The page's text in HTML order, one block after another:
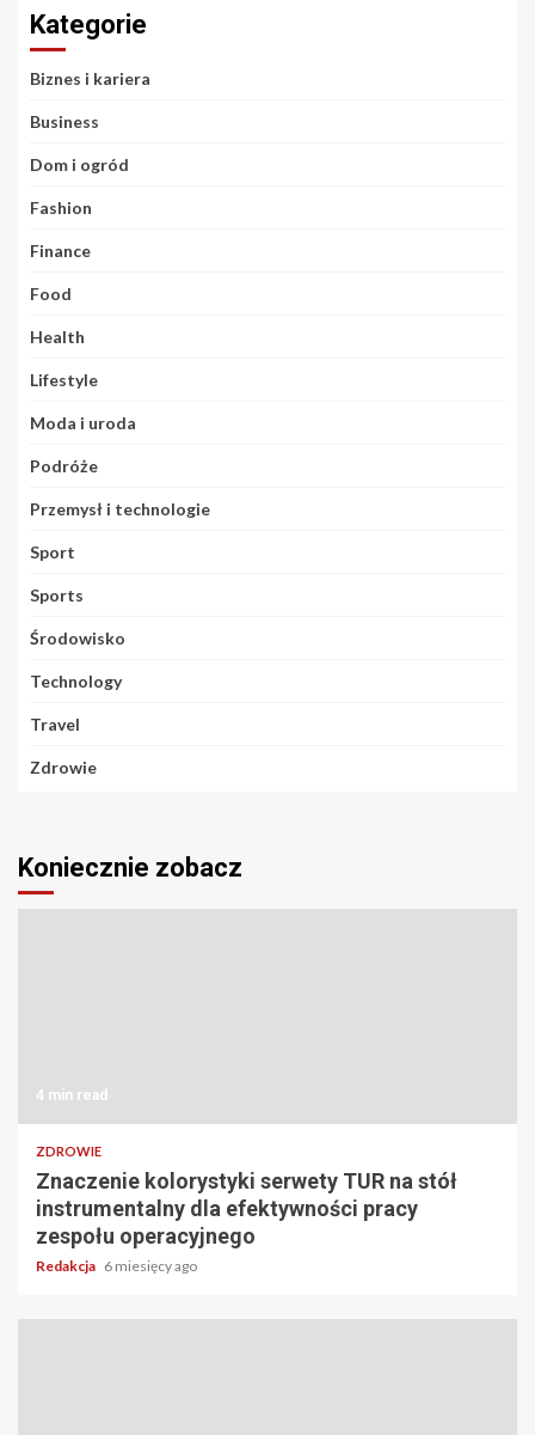
Kategorie
Biznes i kariera
Business
Dom i ogród
Fashion
Finance
Food
Health
Lifestyle
Moda i uroda
Podróże
Przemysł i technologie
Sport
Sports
Środowisko
Technology
Travel
Zdrowie
Koniecznie zobacz
4 min read
ZDROWIE
Znaczenie kolorystyki serwety TUR na stół
instrumentalny dla efektywności pracy
zespołu operacyjnego
Redakcja 6 miesięcy ago